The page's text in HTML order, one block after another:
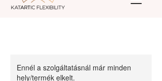
Ennél a szolgáltatásnál már minden
hely/termék elkelt.